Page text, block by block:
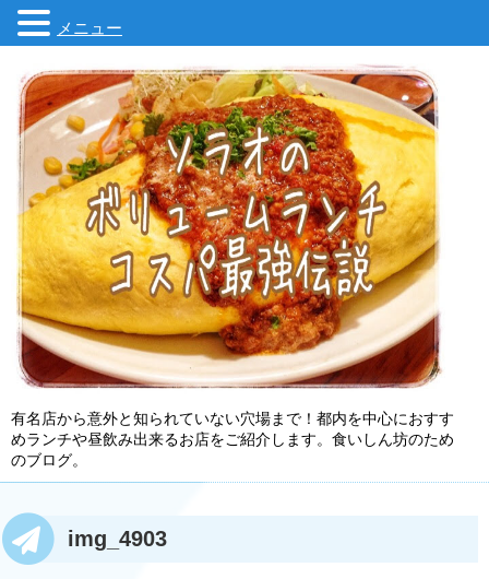
有名店から意外と知られていない穴場まで！都内を中心におすす
めランチや昼飲み出来るお店をご紹介します。食いしん坊のため
のブログ。
img_4903
メニュー